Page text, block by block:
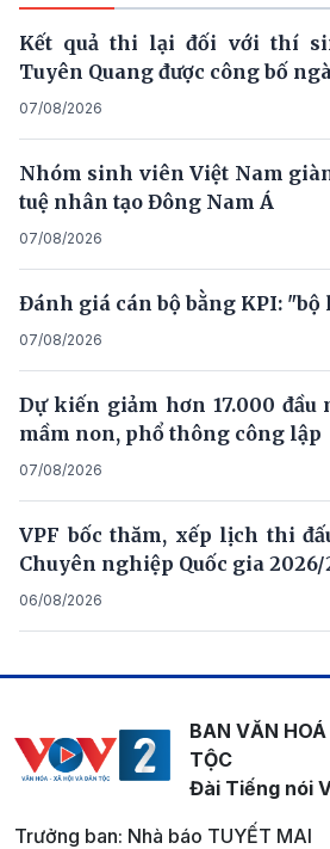
Kết quả thi lại đối với thí
Tuyên Quang được công bố
07/08/2026
Nhóm sinh viên Việt Nam
tuệ nhân tạo Đông Nam Á
07/08/2026
Đánh giá cán bộ bằng KPI:
07/08/2026
Dự kiến giảm hơn 17.000 đầu
mầm non, phổ thông công lập
07/08/2026
VPF bốc thăm, xếp lịch thi
Chuyên nghiệp Quốc gia 2026/
06/08/2026
BAN VĂN
TỘC
Đài Tiếng nói
Trưởng ban: Nhà báo TUYẾT MAI